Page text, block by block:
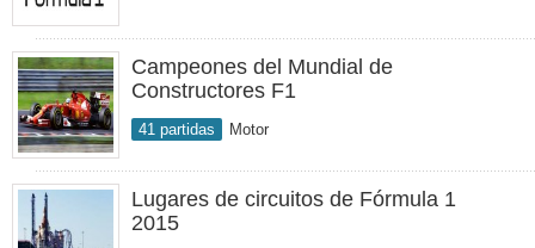
Campeones del Mundial de
Constructores F1
41 partidas Motor
Lugares de circuitos de Fórmula 1
2015